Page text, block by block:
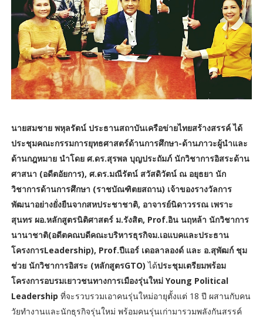
นายสมชาย พหุลรัตน์ ประธานสถาบันเครือข่ายไทยสร้างสรรค์ ได้
ประชุมคณะกรรมการยุทธศาสตร์ด้านการศึกษา-ด้านภาวะผู้นำและ
ด้านกฎหมาย นำโดย ศ.ดร.สุรพล บุญประถัมภ์ นักวิชาการอิสระด้าน
ศาสนา (อดีตอัยการ), ศ.ดร.มณีรัตน์ สวัสดิวัตน์ ณ อยุธยา นัก
วิชาการด้านการศึกษา (ราชบัณฑิตยสถาน) เจ้าของรางวัลการ
พัฒนาอย่างยั่งยืนจากสหประชาชาติ, อาจารย์นิดาวรรณ เพราะ
สุนทร ผอ.หลักสูตรนิติศาสตร์ ม.รังสิต, Prof.อิน นฤหล้า นักวิชาการ
นานาชาติ(อดีตคณบดีคณะบริหารธุรกิจม.เอแบคและประธาน
โครงการLeadership), Prof.ปีแอร์ เดอลาลองด์ และ อ.สุพัฒก์ ชุม
ช่วย นักวิชาการอิสระ (หลักสูตรGTO) ได้ประชุมเตรียมพร้อม
โครงการอบรมเยาวชนทางการเมืองรุ่นใหม่ Young Political
Leadership ที่จะรวบรวมเอาคนรุ่นใหม่อายุตั้งแต่ 18 ปี ผสานกับคน
วัยทำงานและนักธุรกิจรุ่นใหม่ พร้อมคนรุ่นเก่ามารวมพลังกันสรรค์